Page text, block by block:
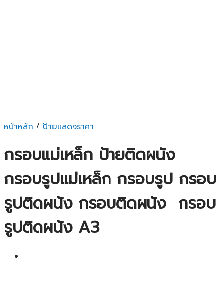
หน้าหลัก / ป้ายแสดงราคา
กรอบแม่เหล็ก ป้ายติดผนัง
กรอบรูปแม่เหล็ก กรอบรูป กรอบ
รูปติดผนัง กรอบติดผนัง กรอบ
รูปติดผนัง A3